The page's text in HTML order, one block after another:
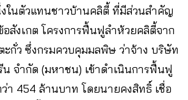
ในตัวแทนชาวบ้านคลิตี้ ที่มีส่วนสำคัญ
สังเกต โครงการฟื้นฟูลำห้วยคลิตี้จาก
ะกั่ว ซึ่งกรมควบคุมมลพิษ ว่าจ้าง บริษัท
น จำกัด (มหาชน) เข้าดำเนินการฟื้นฟู
า 454 ล้านบาท โดยนายคงสิทธิ์ เชื่อ